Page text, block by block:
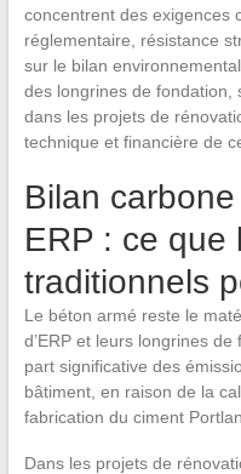
concentrent des exigences
réglementaire, résistance
sur le bilan
des longrines de fondation,
dans les projets de
technique et financière de
Bilan
ERP : ce que
traditionnels
Le béton armé reste le
d’ERP et leurs longrines
part significative des
bâtiment, en raison de la
fabrication du ciment
Dans les projets de